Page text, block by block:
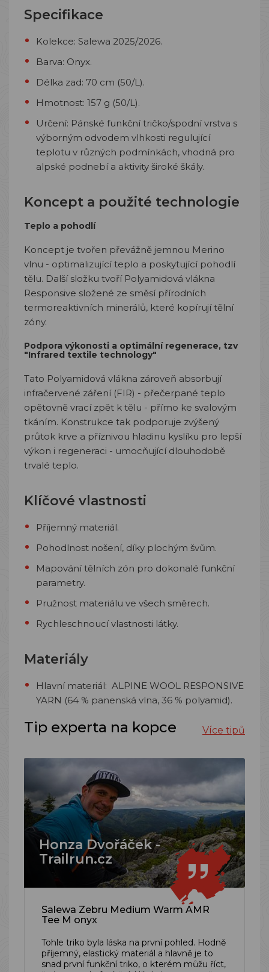
Specifikace
Kolekce: Salewa 2025/2026.
Barva: Onyx.
Délka zad: 70 cm (50/L).
Hmotnost: 157 g (50/L).
Určení: Pánské funkční tričko/spodní vrstva s
výborným odvodem vlhkosti regulující
teplotu v různých podmínkách, vhodná pro
alpské podnebí a aktivity široké škály.
Koncept a použité technologie
Teplo a pohodlí
Koncept je tvořen převážně jemnou Merino
vlnu - optimalizující teplo a poskytující pohodlí
tělu. Další složku tvoří Polyamidová vlákna
Responsive složené ze směsí přírodních
termoreaktivních minerálů, které kopírují tělní
zóny.
Podpora výkonosti a optimální regenerace, tzv
"Infrared textile technology"
Tato Polyamidová vlákna zároveň absorbují
infračervené záření (FIR) - přečerpané teplo
opětovně vrací zpět k tělu - přímo ke svalovým
tkáním. Konstrukce tak podporuje zvýšený
průtok krve a příznivou hladinu kyslíku pro lepší
výkon i regeneraci - umocňující dlouhodobě
trvalé teplo.
Klíčové vlastnosti
Příjemný materiál.
Pohodlnost nošení, díky plochým švům.
Mapování tělních zón pro dokonalé funkční
parametry.
Pružnost materiálu ve všech směrech.
Rychleschnoucí vlastnosti látky.
Materiály
Hlavní materiál: ALPINE WOOL RESPONSIVE
YARN (64 % panenská vlna, 36 % polyamid).
Tip experta na kopce Více tipů
Honza Dvořáček -
Trailrun.cz
Salewa Zebru Medium Warm AMR
Tee M onyx
Tohle triko byla láska na první pohled. Hodně
příjemný, elastický materiál a hlavně je to
snad první funkční triko, o kterém můžu říct,